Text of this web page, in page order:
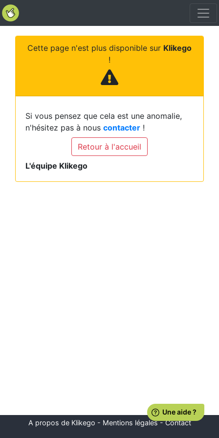
Cette page n'est plus disponible sur Klikego
!
Si vous pensez que cela est une anomalie,
n'hésitez pas à nous contacter !
Retour à l'accueil
L'équipe Klikego
A propos de Klikego - Mentions légales-Contact